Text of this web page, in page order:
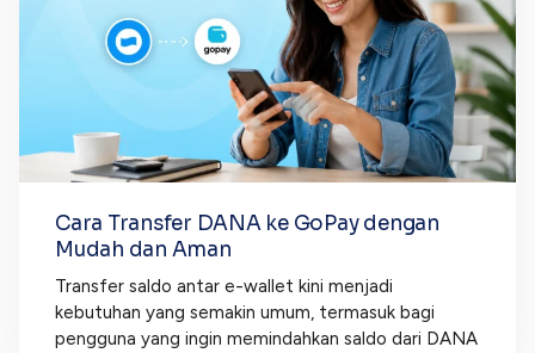
Cara Transfer DANA ke GoPay dengan
Mudah dan Aman
Transfer saldo antar e-wallet kini menjadi
kebutuhan yang semakin umum, termasuk bagi
pengguna yang ingin memindahkan saldo dari DANA